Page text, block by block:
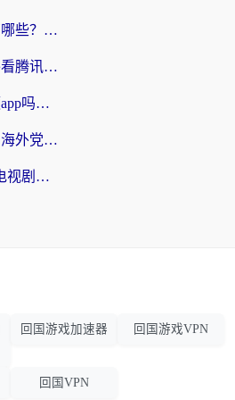
海外看腾讯视频的软件有哪些？2026实测有效，留学生都在用的回国加速器指南
海外党必看：如何在海外看腾讯体育？解决赛事直播地区限制的终极指南
在国外可以看国内的视频app吗知乎？海外党亲测有效的追剧加速方案
在国外怎么看球赛不卡？海外党专属体育直播自由指南
在国外用什么app看国内电视剧？3步解决版权限制+卡顿难题
回国游戏加速器 回国游戏VPN
回国VPN